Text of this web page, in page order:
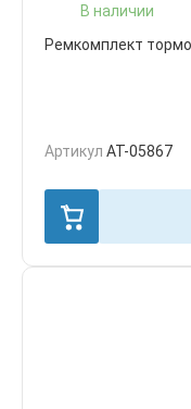
В наличии
Ремкомплект
Артикул AT-05867